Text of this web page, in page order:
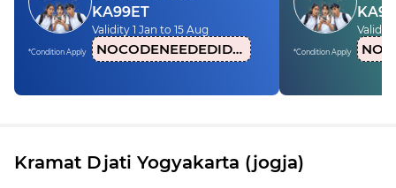
*Condition Apply
KA99ET
Validity 1 Jan to 15 Aug
NOCODENEEDEDIDN1 *Condition Apply
Validity
Kramat Djati Yogyakarta (jogja)